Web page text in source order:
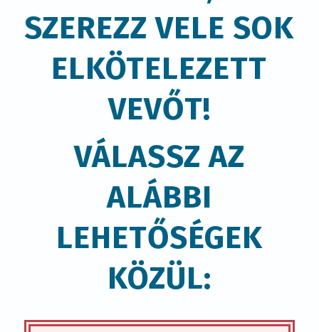
KÖZÜL:
PRÉMIUM
FEJLESZTŐ CSOMAG
„Az ügyféltörődés 5 alappillére” könyv
+ 6 szakmai, támogató levél:
A könyvhöz jár egy 6 emailből álló szakmai
levél-sorozat
, aminek az az értelme, hogy a
könyvben szereplő példákat, módszereket
mielőbb átültesd a gyakorlatba.
arra, hogy dolgozz a megvalósításon, és